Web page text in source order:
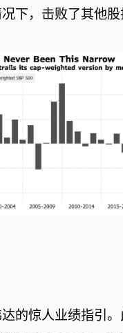
下，击败了其他股
的惊人业绩指引